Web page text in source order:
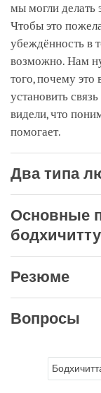
мы могли делать
Чтобы это
убеждённость в
возможно. Нам
того, почему
установить
видели, что
помогает.
Два типа
Основные
Резюме
Вопросы